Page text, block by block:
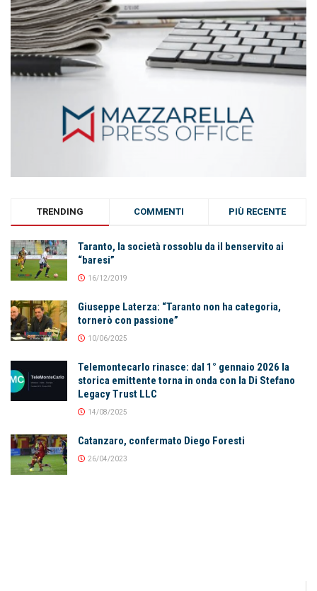
TRENDING COMMENTI PIÙ RECENTE
Taranto, la società rossoblu da il benservito ai
“baresi”
16/12/2019
Giuseppe Laterza: “Taranto non ha categoria,
tornerò con passione”
10/06/2025
Telemontecarlo rinasce: dal 1° gennaio 2026 la
storica emittente torna in onda con la Di Stefano
Legacy Trust LLC
14/08/2025
Catanzaro, confermato Diego Foresti
26/04/2023